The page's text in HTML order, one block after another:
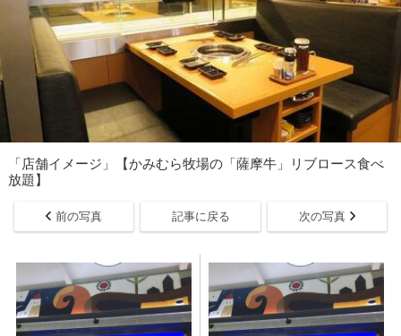
「店舗イメージ」【かみむら牧場の「薩摩牛」リブロース食べ
放題】
前の写真 記事に戻る 次の写真